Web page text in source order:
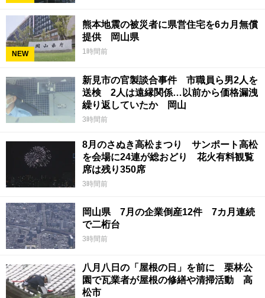
NEW
熊本地震の被災者に県営住宅を6カ月無償
提供 岡山県
1時間前
新見市の官製談合事件 市職員ら男2人を
送検 2人は遠縁関係…以前から価格漏洩
繰り返していたか 岡山
3時間前
8月のさぬき高松まつり サンポート高松
を会場に24連が総おどり 花火有料観覧
席は残り350席
3時間前
岡山県 7月の企業倒産12件 7カ月連続
で二桁台
3時間前
八月八日の「屋根の日」を前に 栗林公
園で瓦業者が屋根の修繕や清掃活動 高
松市